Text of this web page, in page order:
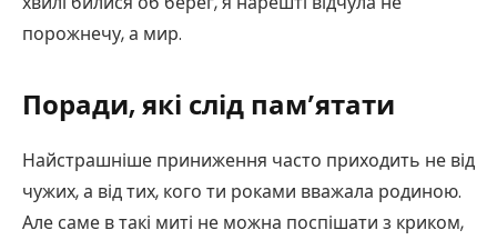
порожнечу, а мир.
Поради, які слід пам’ятати
Найстрашніше приниження часто приходить не від
чужих, а від тих, кого ти роками вважала родиною.
Але саме в такі миті не можна поспішати з криком,